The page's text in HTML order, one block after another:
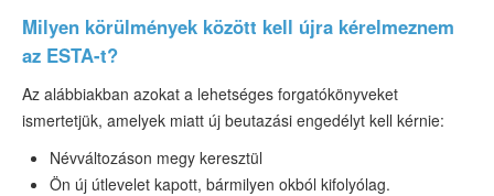
Milyen körülmények között kell újra kérelmeznem
az ESTA-t?
Az alábbiakban azokat a lehetséges forgatókönyveket
ismertetjük, amelyek miatt új beutazási engedélyt kell kérnie:
Névváltozáson megy keresztül
Ön új útlevelet kapott, bármilyen okból kifolyólag.